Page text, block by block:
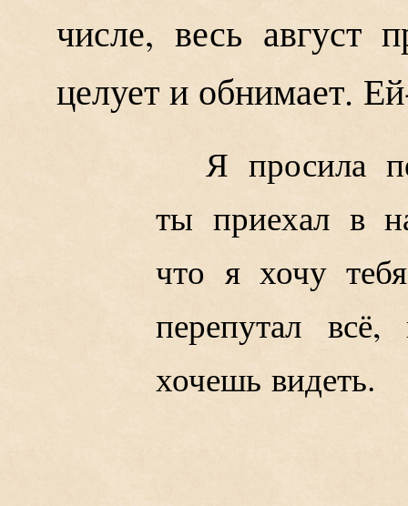
числе, весь август
целует и обнимает.
Я просила
ты приехал в
что я хочу
перепутал
хочешь видеть.